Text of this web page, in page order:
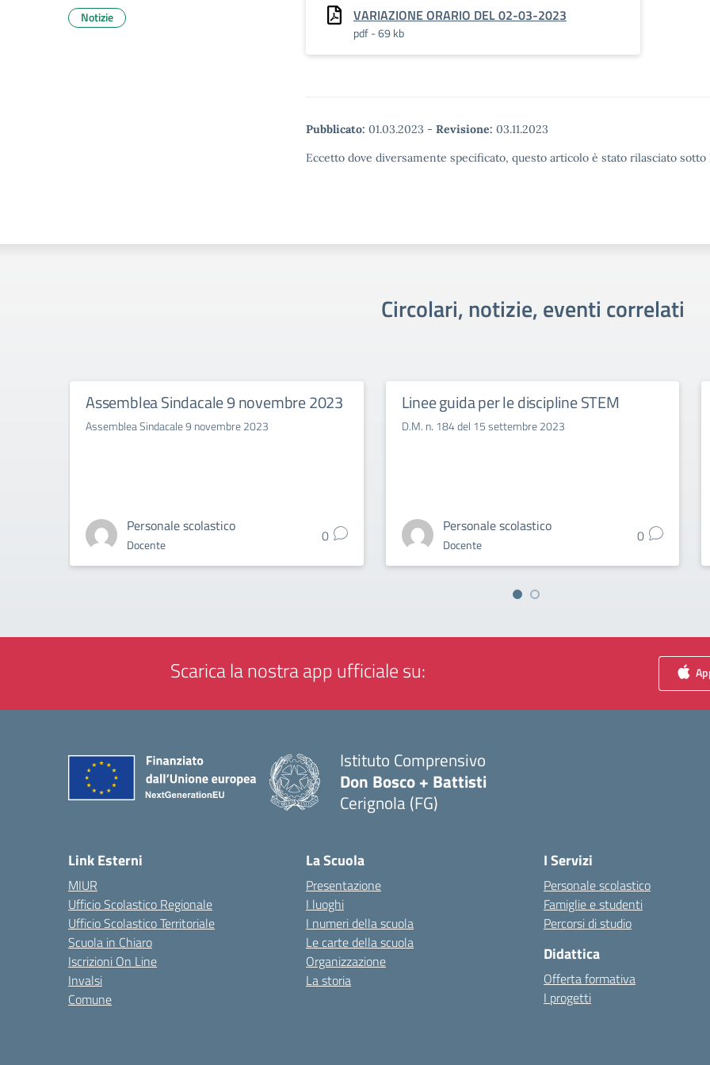
VARIAZIONE ORARIO DEL 02-03-2023
pdf - 69 kb
Pubblicato: 01.03.2023 - Revisione: 03.11.2023
Eccetto dove diversamente specificato, questo articolo è stato rilasciato
Notizie
Circolari, notizie, eventi correlati
Assemblea Sindacale 9 novembre 2023
Assemblea Sindacale 9 novembre 2023
Personale scolastico
Docente 0
Linee guida per le discipline STEM
D.M. n. 184 del 15 settembre 2023
Personale scolastico
Docente 0
Scarica la nostra app ufficiale su:
Istituto Comprensivo
Don Bosco + Battisti
Cerignola (FG)
Link Esterni
MIUR
Ufficio Scolastico Regionale
Ufficio Scolastico Territoriale
Scuola in Chiaro
Iscrizioni On Line
Invalsi
Comune
La Scuola
Presentazione
I luoghi
I numeri della scuola
Le carte della scuola
Organizzazione
La storia
I Servizi
Personale scolastico
Famiglie e studenti
Percorsi di studio
Didattica
Offerta formativa
I progetti